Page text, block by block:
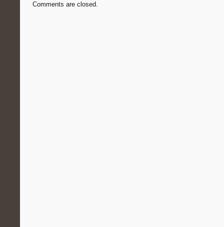
Comments are closed.